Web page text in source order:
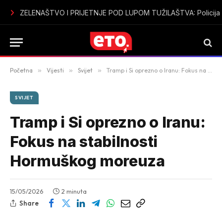
Sutomore u špicu sezone bez vode: Mještani i turisti
Početna » Vijesti » Svijet » Tramp i Si oprezno o Iranu: Fokus na stabilnosti Hormuškog moreuza
SVIJET
Tramp i Si oprezno o Iranu:
Fokus na stabilnosti
Hormuškog moreuza
15/05/2026
2 minuta
Share